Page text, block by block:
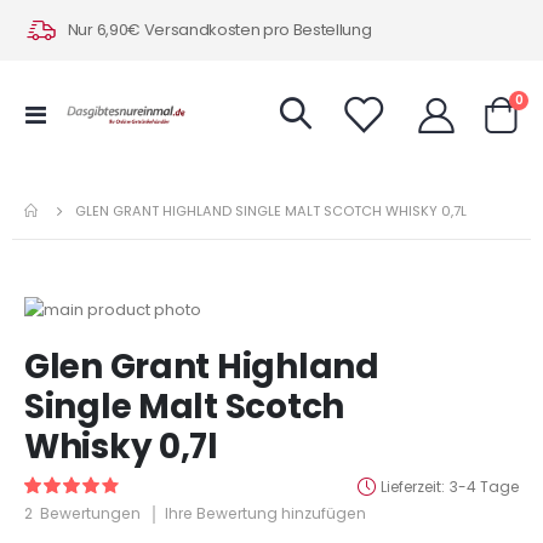
Nur 6,90€ Versandkosten pro Bestellung
Navigation
0
GLEN GRANT HIGHLAND SINGLE MALT SCOTCH WHISKY 0,7L
Zum
der
Bildergalerie
springen
Anfang
der
Bildergalerie
springen
Glen Grant Highland
Single Malt Scotch
Whisky 0,7l
Lieferzeit 3-4 Tage
Bewertung:
80
% of100
2 Bewertungen Ihre Bewertung hinzufügen